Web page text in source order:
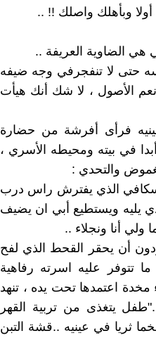
أولا وبأهلك واصلك !! ..
الضاوية العريفة ..
حتى لا تنفجرفي وجه ضيفه
الأصول ، لا شك أنك هيأت
فرأى أفرشة من حضارة
في بيته ومحيطه الأسري ،
والتحدي :
الذي يفترش راس درب
يليه ويستطيع أبي ان يضيف
ولي أنا ونجلاء ..
أن يحقر القحط الذي لفح
تتوفر عليه اسرته رفاهية
اعتمدها تحت يده ، تنهد
يتغذى من تربية القهر
ثريا في عينيه ..قشة التبن